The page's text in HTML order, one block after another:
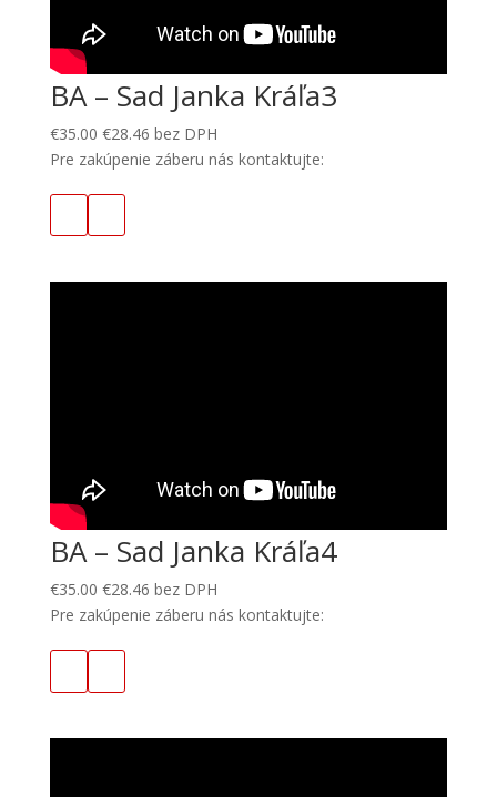
BA – Sad Janka Kráľa3
€35.00 €28.46 bez DPH
Pre zakúpenie záberu nás kontaktujte:
BA – Sad Janka Kráľa4
€35.00 €28.46 bez DPH
Pre zakúpenie záberu nás kontaktujte: